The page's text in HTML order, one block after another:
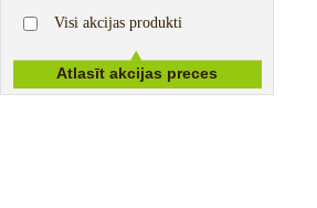
Visi akcijas produkti